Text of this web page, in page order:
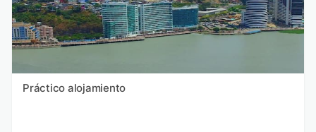
Práctico alojamiento